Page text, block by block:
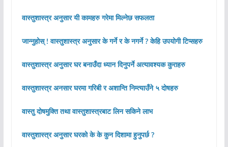
वास्तुशास्त्र अनुसार यी कामहरु गरेमा मिल्नेछ सफलता
जान्नुहोस् ! वास्तुशास्त्र अनुसार के गर्ने र के नगर्ने ? केहि उपयोगी टिप्सहरु
वास्तुशास्त्र अनुसार घर बनाउँदा ध्यान दिनुपर्ने अत्यावश्यक कुराहरु
वास्तुशास्त्र अनसार घरमा गरिबी र अशान्ति निम्त्याउँने ५ दोषहरु
वास्तु दोषमुक्ति तथा वास्तुशास्त्रबाट लिन सकिने लाभ
वास्तुशास्त्र अनुसार घरको के के कुन दिशामा हुनुपर्छ ?